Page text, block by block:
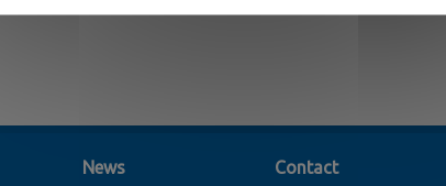
News Contact